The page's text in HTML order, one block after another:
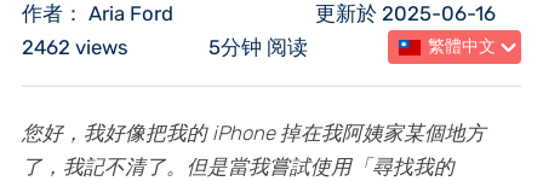
作者： Aria Ford
更新於 2025-06-16
2462 views
5分钟 阅读 繁體中文
您好，我好像把我的 iPhone 掉在我阿姨家某個地方
了，我記不清了。但是當我嘗試使用「尋找我的